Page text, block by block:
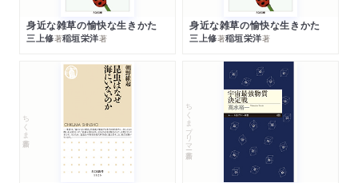
身近な雑草の愉快な生きかた
三上修著稲垣栄洋著
身近な雑草の愉快な生きかた
三上修著稲垣栄洋著
ちくま新書 ちくまプリマー新書